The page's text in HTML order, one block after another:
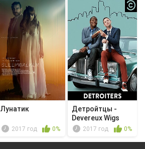
Лунатик
2017 год 0%
Детройтцы -
Devereux Wigs
2017 год 0%